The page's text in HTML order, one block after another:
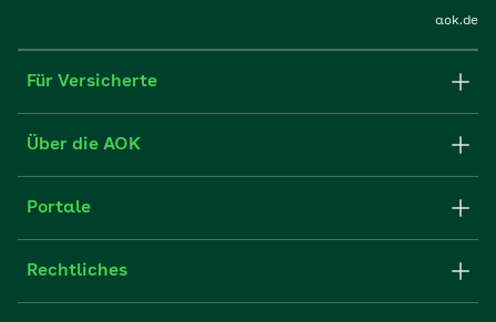
aok.de
Für Versicherte
Formulare und Anträge
FAQ
Über die AOK
Struktur & Verwaltung
Portale
Fachportal für Arbeitgeber
Rechtliches